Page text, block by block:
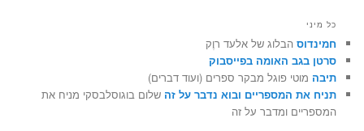
כל מיני
חמינדוס הבלוג של אלעד רוֶק
סרטן בגב האומה בפייסבוק
תיבה מוטי פוגל מבקר ספרים (ועוד דברים)
תניח את המספריים ובוא נדבר על זה שלום בוגוסלבסקי מניח את
המספריים ומדבר על זה